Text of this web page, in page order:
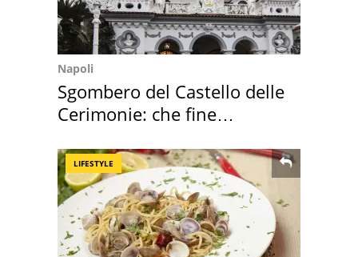
Napoli
Sgombero del Castello delle
Cerimonie: che fine
LIFESTYLE